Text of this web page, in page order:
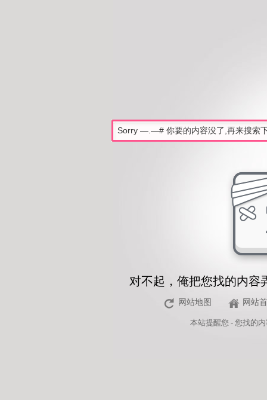
对不起，俺把您找的内容
网站地图 网站
本站提醒您 - 您找的